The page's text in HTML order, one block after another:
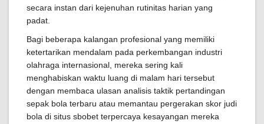
secara instan dari kejenuhan rutinitas harian yang
padat.
Bagi beberapa kalangan profesional yang memiliki
ketertarikan mendalam pada perkembangan industri
olahraga internasional, mereka sering kali
menghabiskan waktu luang di malam hari tersebut
dengan membaca ulasan analisis taktik pertandingan
sepak bola terbaru atau memantau pergerakan skor judi
bola di situs sbobet terpercaya kesayangan mereka